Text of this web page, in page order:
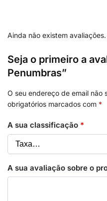
Ainda não existem avaliações.
Seja o primeiro a
Penumbras”
O seu endereço de email não
obrigatórios marcados com *
A sua classificação *
A sua avaliação sobre o